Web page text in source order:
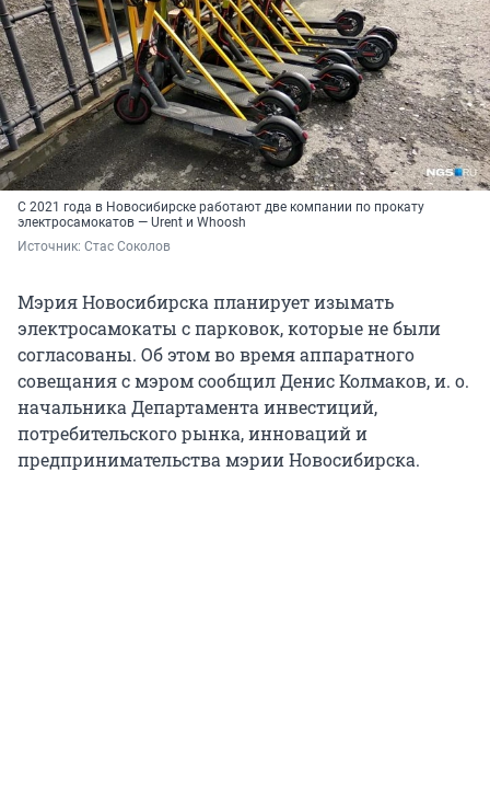
С 2021 года в Новосибирске работают две компании по прокату
электросамокатов — Urent и Whoosh
Источник: Стас Соколов
Мэрия Новосибирска планирует изымать
электросамокаты с парковок, которые не были
согласованы. Об этом во время аппаратного
совещания с мэром сообщил Денис Колмаков, и. о.
начальника Департамента инвестиций,
потребительского рынка, инноваций и
предпринимательства мэрии Новосибирска.